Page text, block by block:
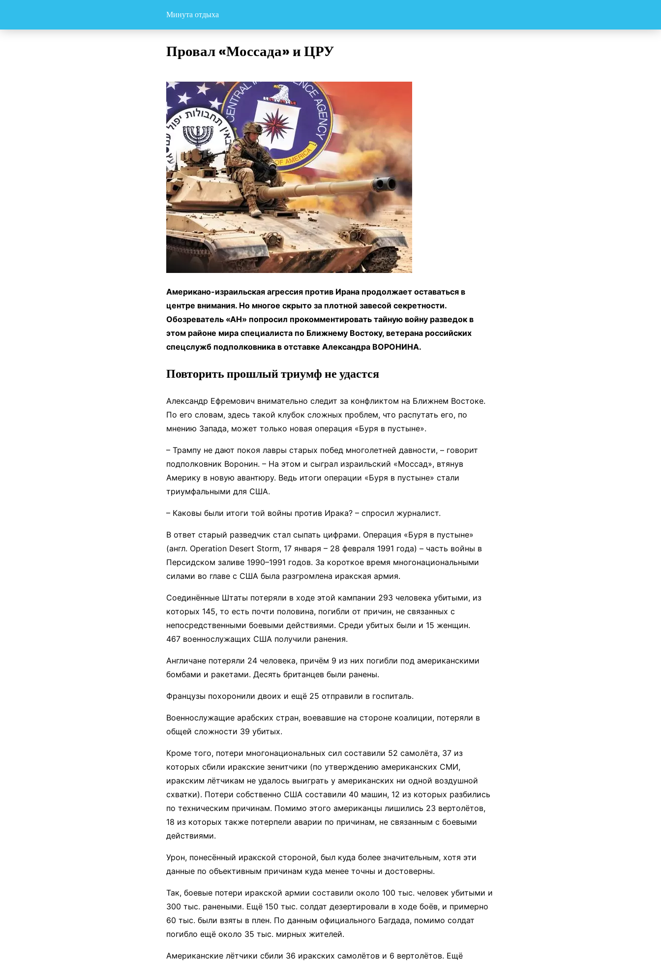
Минута отдыха
Провал «Моссада» и ЦРУ
Американо-израильская агрессия против Ирана продолжает оставаться в
центре внимания. Но многое скрыто за плотной завесой секретности.
Обозреватель «АН» попросил прокомментировать тайную войну разведок в
этом районе мира специалиста по Ближнему Востоку, ветерана российских
спецслужб подполковника в отставке Александра ВОРОНИНА.
Повторить прошлый триумф не удастся
Александр Ефремович внимательно следит за конфликтом на Ближнем Востоке.
По его словам, здесь такой клубок сложных проблем, что распутать его, по
мнению Запада, может только новая операция «Буря в пустыне».
– Трампу не дают покоя лавры старых побед многолетней давности, – говорит
подполковник Воронин. – На этом и сыграл израильский «Моссад», втянув
Америку в новую авантюру. Ведь итоги операции «Буря в пустыне» стали
триумфальными для США.
– Каковы были итоги той войны против Ирака? – спросил журналист.
В ответ старый разведчик стал сыпать цифрами. Операция «Буря в пустыне»
(англ. Operation Desert Storm, 17 января – 28 февраля 1991 года) – часть войны в
Персидском заливе 1990–1991 годов. За короткое время многонациональными
силами во главе с США была разгромлена иракская армия.
Соединённые Штаты потеряли в ходе этой кампании 293 человека убитыми, из
которых 145, то есть почти половина, погибли от причин, не связанных с
непосредственными боевыми действиями. Среди убитых были и 15 женщин.
467 военнослужащих США получили ранения.
Англичане потеряли 24 человека, причём 9 из них погибли под американскими
бомбами и ракетами. Десять британцев были ранены.
Французы похоронили двоих и ещё 25 отправили в госпиталь.
Военнослужащие арабских стран, воевавшие на стороне коалиции, потеряли в
общей сложности 39 убитых.
Кроме того, потери многонациональных сил составили 52 самолёта, 37 из
которых сбили иракские зенитчики (по утверждению американских СМИ,
иракским лётчикам не удалось выиграть у американских ни одной воздушной
схватки). Потери собственно США составили 40 машин, 12 из которых разбились
по техническим причинам. Помимо этого американцы лишились 23 вертолётов,
18 из которых также потерпели аварии по причинам, не связанным с боевыми
действиями.
Урон, понесённый иракской стороной, был куда более значительным, хотя эти
данные по объективным причинам куда менее точны и достоверны.
Так, боевые потери иракской армии составили около 100 тыс. человек убитыми и
300 тыс. ранеными. Ещё 150 тыс. солдат дезертировали в ходе боёв, и примерно
60 тыс. были взяты в плен. По данным официального Багдада, помимо солдат
погибло ещё около 35 тыс. мирных жителей.
Американские лётчики сбили 36 иракских самолётов и 6 вертолётов. Ещё